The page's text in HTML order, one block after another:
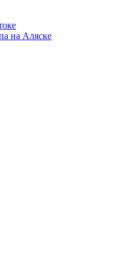
на Аляске